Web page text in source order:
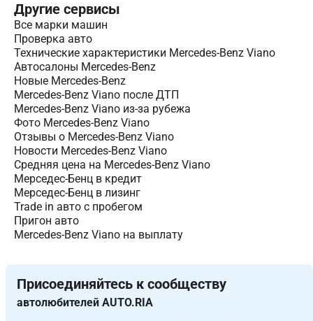
Другие сервисы
Все марки машин
Проверка авто
Технические характеристики Mercedes-Benz Viano
Автосалоны Mercedes-Benz
Новые Mercedes-Benz
Mercedes-Benz Viano после ДТП
Mercedes-Benz Viano из-за рубежа
Фото Mercedes-Benz Viano
Отзывы о Mercedes-Benz Viano
Новости Mercedes-Benz Viano
Средняя цена на Mercedes-Benz Viano
Мерседес-Бенц в кредит
Мерседес-Бенц в лизинг
Trade in авто c пробегом
Пригон авто
Mercedes-Benz Viano на выплату
Присоединяйтесь к сообществу
автолюбителей AUTO.RIA